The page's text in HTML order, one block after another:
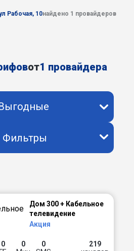
Рабочая, 10найдено 1 провайдеров
от1 провайдера
Фильтры
Дом 300 + Кабельное
телевидение
Акция
0
0
0
219